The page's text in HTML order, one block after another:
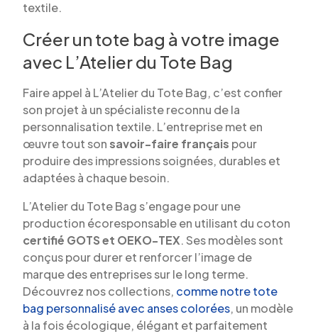
textile.
Créer un tote bag à votre image
avec L’Atelier du Tote Bag
Faire appel à L’Atelier du Tote Bag, c’est confier
son projet à un spécialiste reconnu de la
personnalisation textile. L’entreprise met en
œuvre tout sonsavoir-faire français pour
produire des impressions soignées, durables et
adaptées à chaque besoin.
L’Atelier du Tote Bag s’engage pour une
production écoresponsable en utilisant du coton
certifié GOTS et OEKO-TEX. Ses modèles sont
conçus pour durer et renforcer l’image de
marque des entreprises sur le long terme.
Découvrez nos collections, comme notre tote
bag personnalisé avec anses colorées, un modèle
à la fois écologique, élégant et parfaitement